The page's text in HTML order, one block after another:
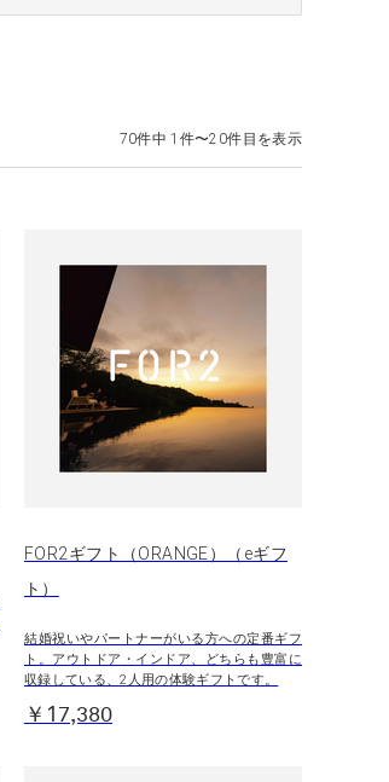
70件中 1件〜20件目を表示
FOR2ギフト（ORANGE）（eギフ
ト）
結婚祝いやパートナーがいる方への定番ギフ
ト。アウトドア・インドア、どちらも豊富に
収録している、2人用の体験ギフトです。
￥17,380